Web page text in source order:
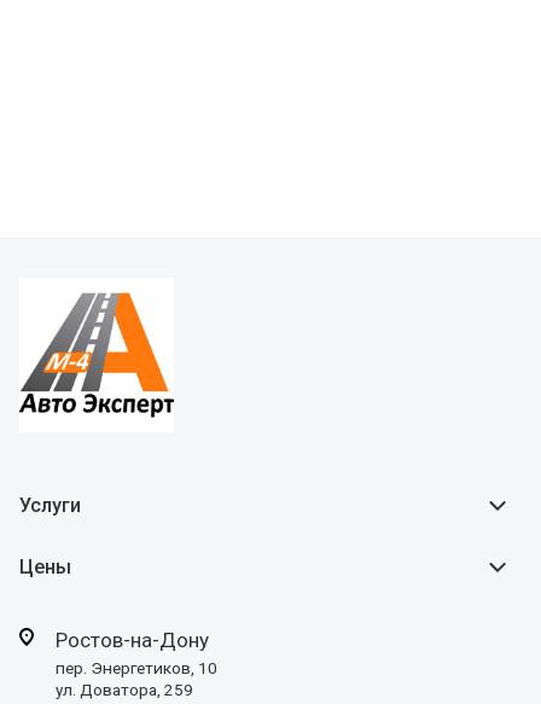
Услуги
Цены
Ростов-на-Дону
пер. Энергетиков, 10
ул. Доватора, 259